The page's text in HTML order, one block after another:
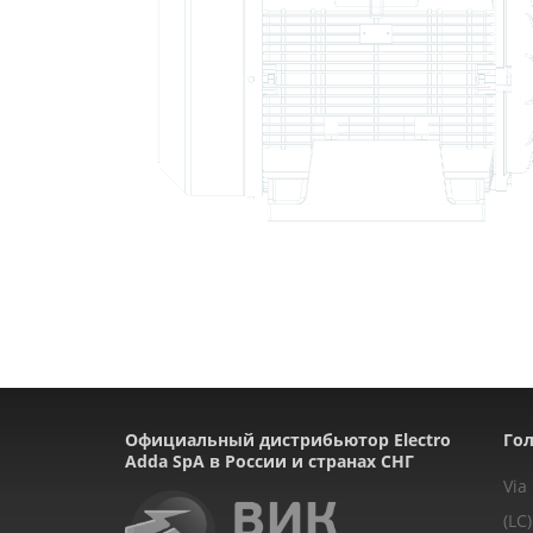
Официальный дистрибьютор Electro
Adda SpA в России и странах СНГ
Via